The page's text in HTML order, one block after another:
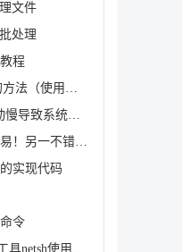
文件
处理
程
bat批处理彻底隐藏文件的方法（使用虚拟磁盘实现）
XP下WORKSTATION启动慢导致系统启动时间过长问题的解决方法
学会批处理，用心学很容易！另一不错的见解
实现代码
令
Windows自带的端口转发工具netsh使用方法